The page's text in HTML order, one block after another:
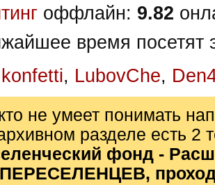
оффлайн: 9.82
время посетят
konfetti, LubovChe,
не умеет понимать
разделе есть 2
фонд -